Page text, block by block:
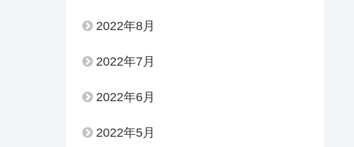
2022年8月
2022年7月
2022年6月
2022年5月